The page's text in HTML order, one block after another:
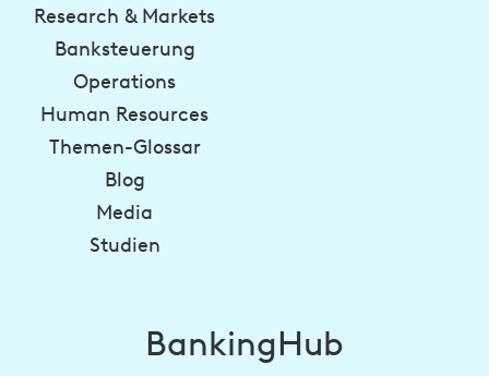
Research & Markets
Banksteuerung
Operations
Human Resources
Themen-Glossar
Blog
Media
Studien
BankingHub